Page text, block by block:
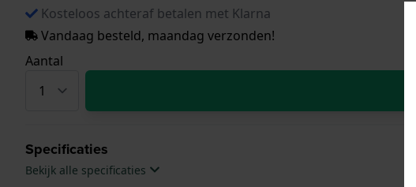
Kosteloos achteraf betalen met Klarna
Vandaag besteld, maandag verzonden!
Aantal
Specificaties
Bekijk alle specificaties